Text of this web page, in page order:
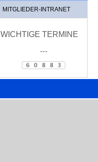
MITGLIEDER-INTRANET
WICHTIGE TERMINE
---